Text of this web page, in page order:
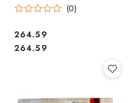
KOPERTY 055940/66138097
(0)
Cena:
264.59
Cena:
264.59